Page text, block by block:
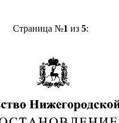
Страница №1 из 5: